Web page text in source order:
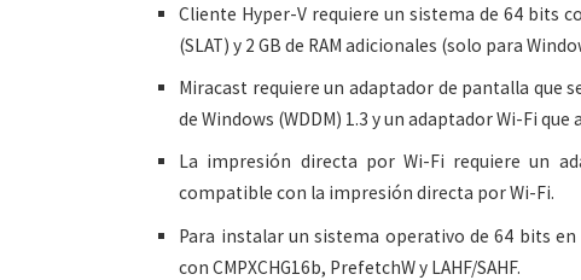
Cliente Hyper-V requiere un sistema de 64 bits
(SLAT) y 2 GB de RAM adicionales (solo para
Miracast requiere un adaptador de pantalla que
de Windows (WDDM) 1.3 y un adaptador Wi-Fi
La impresión directa por Wi-Fi requiere un
compatible con la impresión directa por Wi-Fi.
Para instalar un sistema operativo de 64 bits
con CMPXCHG16b, PrefetchW y LAHF/SAHF.